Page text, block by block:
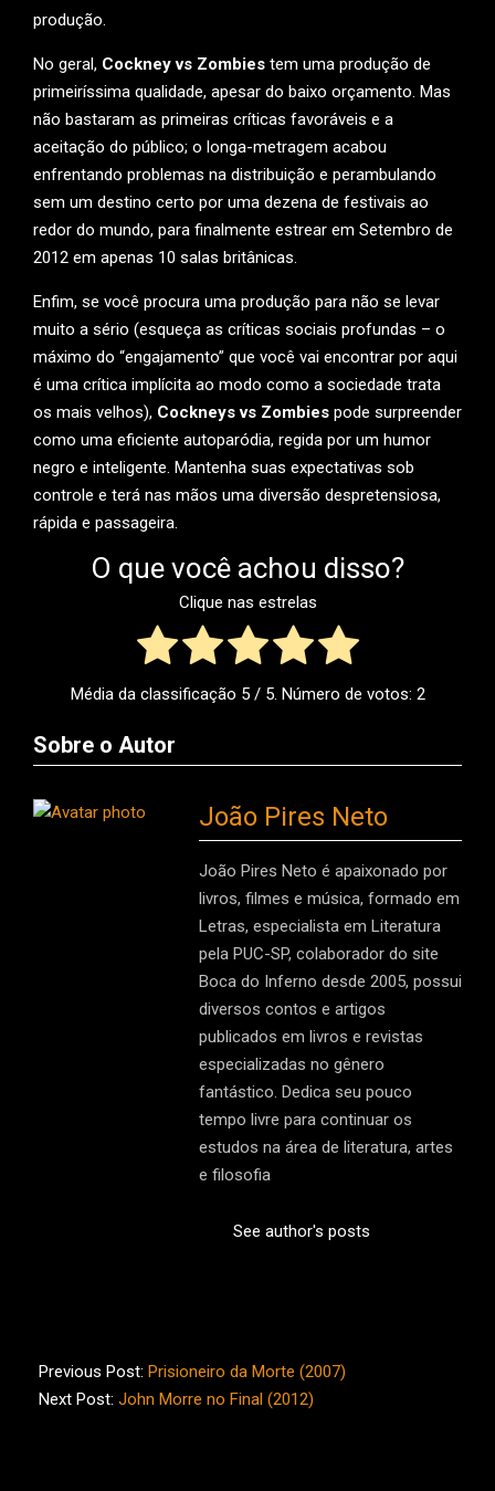
produção.
No geral, Cockney vs Zombies tem uma produção de
primeiríssima qualidade, apesar do baixo orçamento. Mas
não bastaram as primeiras críticas favoráveis e a
aceitação do público; o longa-metragem acabou
enfrentando problemas na distribuição e perambulando
sem um destino certo por uma dezena de festivais ao
redor do mundo, para finalmente estrear em Setembro de
2012 em apenas 10 salas britânicas.
Enfim, se você procura uma produção para não se levar
muito a sério (esqueça as críticas sociais profundas – o
máximo do “engajamento” que você vai encontrar por aqui
é uma crítica implícita ao modo como a sociedade trata
os mais velhos), Cockneys vs Zombies pode surpreender
como uma eficiente autoparódia, regida por um humor
negro e inteligente. Mantenha suas expectativas sob
controle e terá nas mãos uma diversão despretensiosa,
rápida e passageira.
O que você achou disso?
Clique nas estrelas
Média da classificação 5/ 5. Número de votos: 2
Sobre o Autor
João Pires Neto
João Pires Neto é apaixonado por
livros, filmes e música, formado em
Letras, especialista em Literatura
pela PUC-SP, colaborador do site
Boca do Inferno desde 2005, possui
diversos contos e artigos
publicados em livros e revistas
especializadas no gênero
fantástico. Dedica seu pouco
tempo livre para continuar os
estudos na área de literatura, artes
e filosofia
See author's posts
01-
18
Previous Post: Prisioneiro da Morte (2007)
Next Post: John Morre no Final (2012)